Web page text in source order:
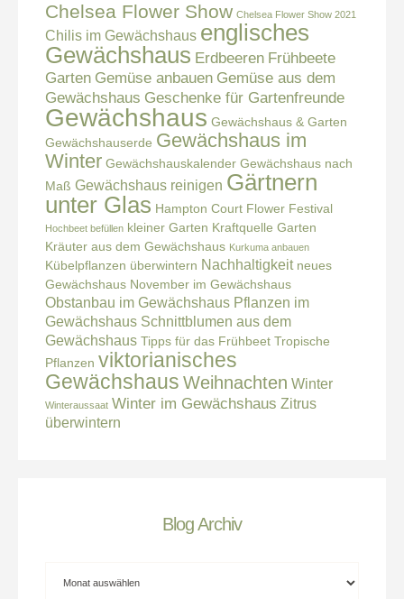
Chelsea Flower Show Chelsea Flower Show 2021
Chilis im Gewächshaus englisches
Gewächshaus Erdbeeren Frühbeete
Garten Gemüse anbauen Gemüse aus dem
Gewächshaus Geschenke für Gartenfreunde
Gewächshaus Gewächshaus & Garten
Gewächshauserde Gewächshaus im
Winter Gewächshauskalender Gewächshaus nach
Maß Gewächshaus reinigen Gärtnern
unter Glas Hampton Court Flower Festival
Hochbeet befüllen kleiner Garten Kraftquelle Garten
Kräuter aus dem Gewächshaus Kurkuma anbauen
Kübelpflanzen überwintern Nachhaltigkeit neues
Gewächshaus November im Gewächshaus
Obstanbau im Gewächshaus Pflanzen im
Gewächshaus Schnittblumen aus dem
Gewächshaus Tipps für das Frühbeet Tropische
Pflanzen viktorianisches
Gewächshaus Weihnachten Winter
Winteraussaat Winter im Gewächshaus Zitrus
überwintern
Blog Archiv